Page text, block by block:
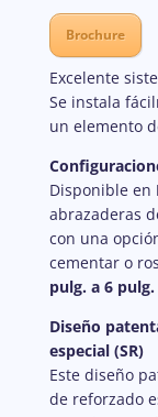
Brochure
Excelente
Se instala
un elemento
Disponible en
abrazaderas
con una
cementar o
pulg. a 6 pulg.
Diseño
especial (SR)
Este diseño
de reforzado